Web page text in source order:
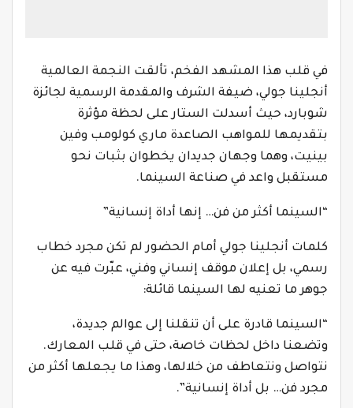
في قلب هذا المشهد الفخم، تألقت النجمة العالمية
أنجلينا جولي، ضيفة الشرف والمقدمة الرسمية لجائزة
شوبارد، حيث أسدلت الستار على لحظة مؤثرة
بتقديمها للمواهب الصاعدة ماري كولومب وفين
بينيت، وهما وجهان جديدان يخطوان بثبات نحو
مستقبل واعد في صناعة السينما.
“السينما أكثر من فن… إنها أداة إنسانية”
كلمات أنجلينا جولي أمام الحضور لم تكن مجرد خطاب
رسمي، بل إعلان موقف إنساني وفني، عبّرت فيه عن
جوهر ما تعنيه لها السينما قائلة:
“السينما قادرة على أن تنقلنا إلى عوالم جديدة،
وتضعنا داخل لحظات خاصة، حتى في قلب المعارك.
نتواصل ونتعاطف من خلالها، وهذا ما يجعلها أكثر من
مجرد فن… بل أداة إنسانية”.